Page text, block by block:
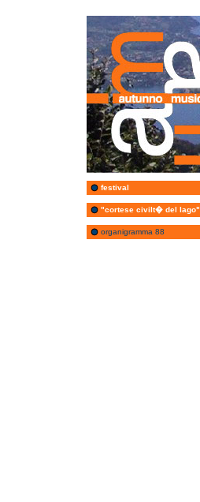
festival
"cortese civilt� del lago"
organigramma 88